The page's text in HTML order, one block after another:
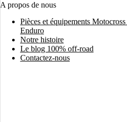
A propos de nous
Pièces et équipements Motocross
Enduro
Notre histoire
Le blog 100% off-road
Contactez-nous